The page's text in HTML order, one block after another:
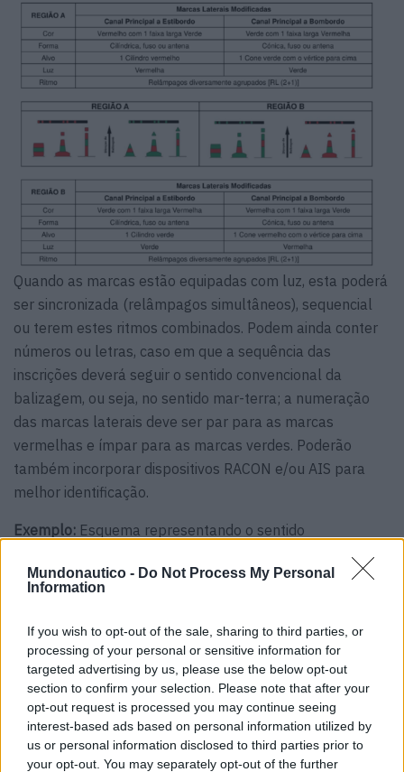
Mundonautico - Do Not Process My Personal
Information
If you wish to opt-out of the sale, sharing to third parties, or
processing of your personal or sensitive information for
targeted advertising by us, please use the below opt-out
section to confirm your selection. Please note that after your
opt-out request is processed you may continue seeing
interest-based ads based on personal information utilized by
us or personal information disclosed to third parties prior to
your opt-out. You may separately opt-out of the further
Quando as marcas estão equipadas com luz, esta poderá
ser sincronizada (relâmpagos simultâneos), sequencial
ou terem estes ritmos combinados. Podem ainda conter
números ou letras, caso em que a sequência das
inscrições deverá seguir o sentido convencional da
balizagem, ou seja, no sentido mar-terra; a numeração
das marcas laterais deve ser par para as marcas
vermelhas e ímpar para as marcas verdes. Poderão
também incorporar dispositivos RACON e/ou AIS para
melhor identificação.
Exemplo: Esquema representando o sentido
convencional da balizagem na região A, com marcas
laterias de bombordo e de estibordo, e marca lateral
circulação em canal faz-se navegando tão perto quanto
possível do limite do canal que fique por estibordo.